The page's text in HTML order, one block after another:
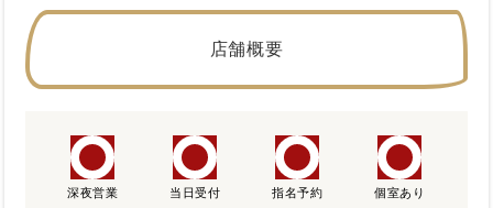
店舗概要
深夜営業 当日受付 指名予約 個室あり